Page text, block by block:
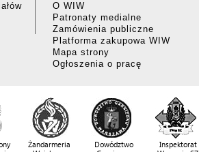
O WIW
Patronaty medialne
Zamówienia publiczne
Platforma zakupowa WIW
Mapa strony
Ogłoszenia o pracę
Żandarmeria
Dowództwo
Inspektorat